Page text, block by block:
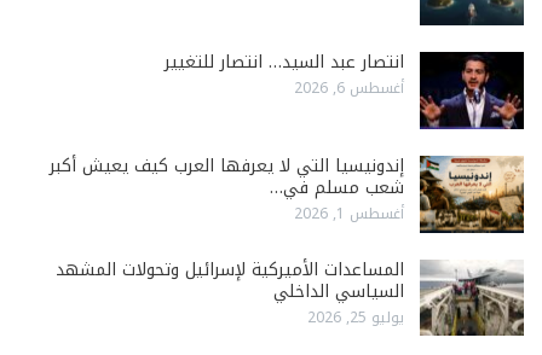
انتصار عبد السيد… انتصار للتغيير
أغسطس 6, 2026
إندونيسيا التي لا يعرفها العرب كيف يعيش أكبر
شعب مسلم في…
أغسطس 1, 2026
المساعدات الأميركية لإسرائيل وتحولات المشهد
السياسي الداخلي
يوليو 25, 2026